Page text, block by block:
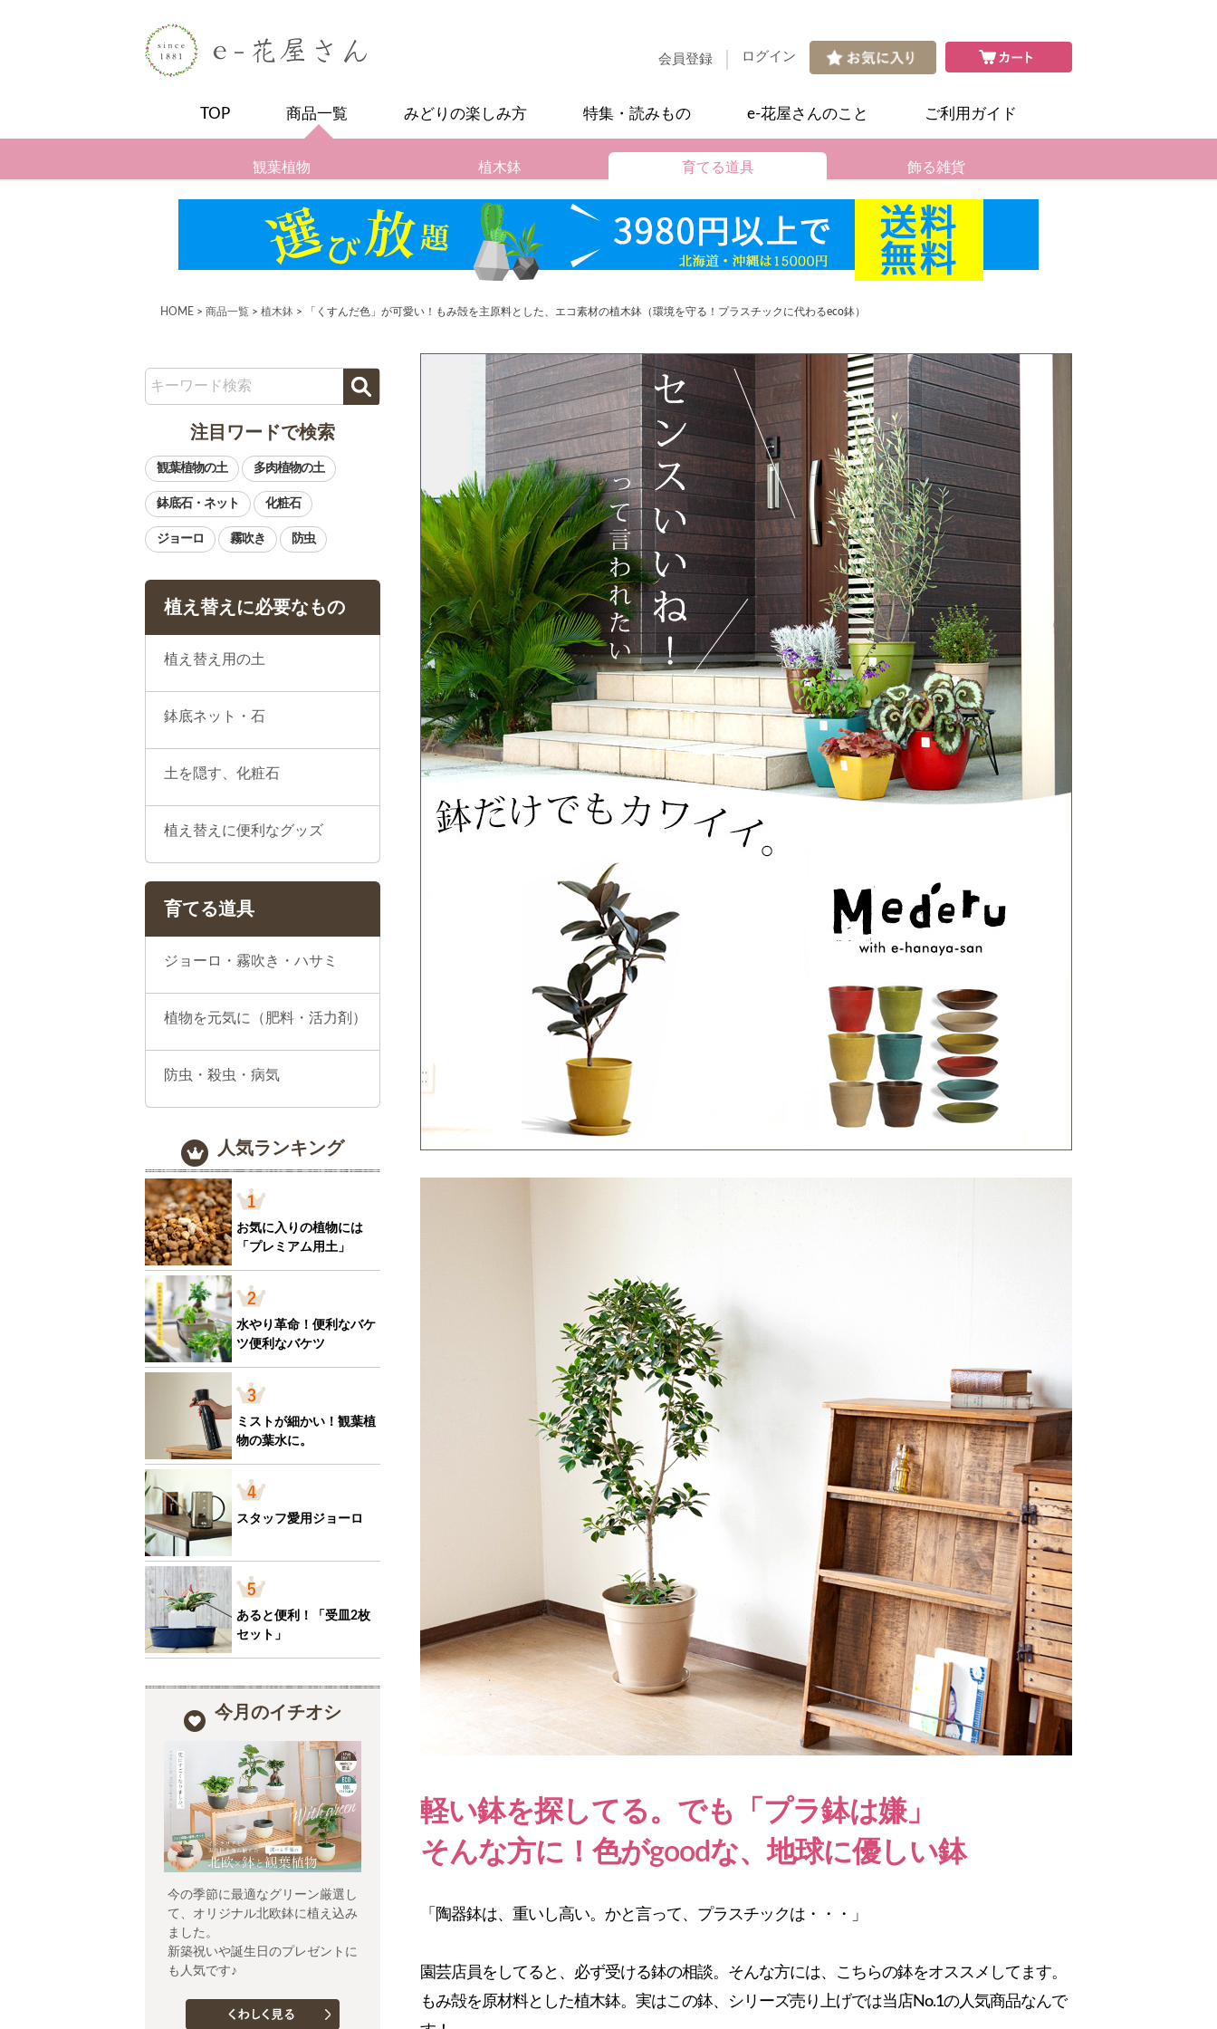
会員登録 ログイン
TOP 商品一覧 みどりの楽しみ方 特集・読みもの e-花屋さんのこと ご利用ガイド
観葉植物 植木鉢 育てる道具 飾る雑貨
HOME 商品一覧 植木鉢 「くすんだ色」が可愛い！もみ殻を主原料とした、エコ素材の植木鉢（環境を守る！プラスチックに代わるeco鉢）
注目ワードで検索
植え替えに必要なもの
植え替え用の土
鉢底ネット・石
土を隠す、化粧石
植え替えに便利なグッズ
育てる道具
ジョーロ・霧吹き・ハサミ
植物を元気に（肥料・活力剤）
防虫・殺虫・病気
人気ランキング
お気に入りの植物には
「プレミアム用土」
水やり革命！便利なバケ
ツ便利なバケツ
ミストが細かい！観葉植
物の葉水に。
スタッフ愛用ジョーロ
あると便利！「受皿2枚
セット」
今月のイチオシ
今の季節に最適なグリーン厳選し
て、オリジナル北欧鉢に植え込み
ました。
新築祝いや誕生日のプレゼントに
も人気です♪
軽い鉢を探してる。でも「プラ鉢は嫌」
そんな方に！色がgoodな、地球に優しい鉢
「陶器鉢は、重いし高い。かと言って、プラスチックは・・・」
園芸店員をしてると、必ず受ける鉢の相談。そんな方には、こちらの鉢をオススメしてます。
もみ殻を原材料とした植木鉢。実はこの鉢、シリーズ売り上げでは当店No.1の人気商品なんで